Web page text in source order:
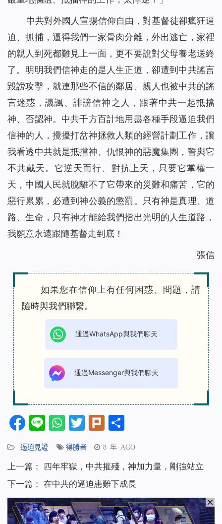
中共對外國人宣揚信仰自由，對基督徒卻瘋狂逼
迫、抓捕，逼得我們一家骨肉分離，外出逃亡，家裡
的親人到死都難見上一面，更不要說對父母養老送終
了。明明我們信神走的是人生正道，卻遭到中共謠言
毀謗攻擊，就連那些不信的鄰居、親人也被中共的謠
言迷惑，譏諷、誹謗信神之人，跟著中共一起抵擋
神、否認神。中共千方百計地用盡各種手段逼迫我們
信神的人，攪擾打岔神拯救人類的經營計劃工作，讓
我看透中共就是抵擋神、仇恨神的惡魔集團，誓與它
不共戴天。它逆天而行、對抗上天，只要它掌權一
天，中國人民就脫離不了它帶來的災難和痛苦，它的
惡行累累，必遭到神公義的懲罰。只有神是真理、道
路、生命，只有神才能給我們指出光明的人生道路，
我願意永遠跟隨基督走到底！
張信
如果您在信仰上有任何困惑、問題，請
隨時與我們聯繫。
通過WhatsApp與我們聊天
通過Messenger與我們聊天
Facebook
LineWhatsApp
Twitter
Plurk
逼迫見證 得勝者 8 年 AGO
上一篇：
四年牢獄，中共摧殘，神加力量，剛強站立
下一篇： 在中共的逼迫患難下成長